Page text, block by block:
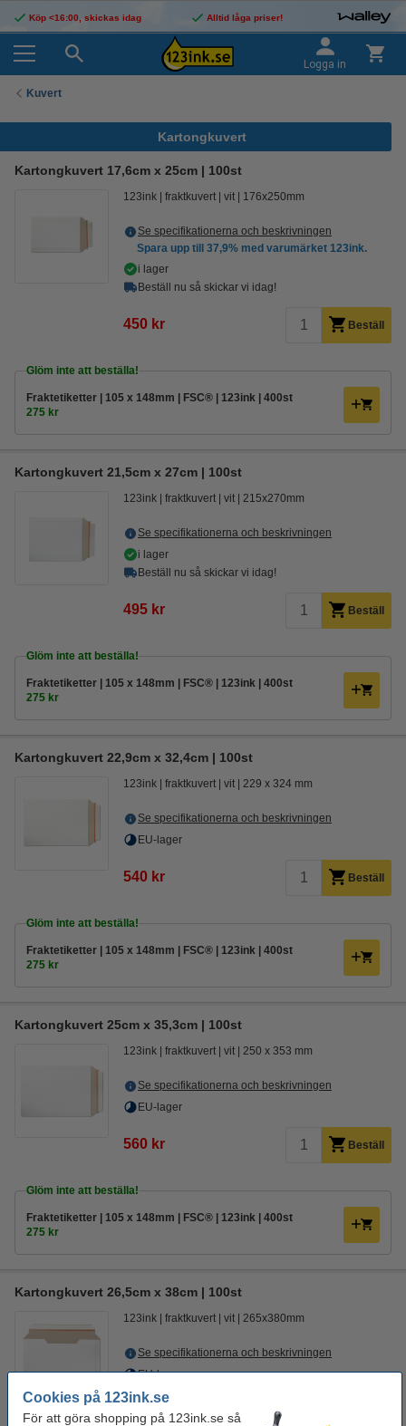
Cookies på 123ink.se
För att göra shopping på 123ink.se så
Köp <16:00, skickas idag Alltid låga priser!
Logga in
Kuvert
Kartongkuvert
Kartongkuvert 17,6cm x 25cm | 100st
123ink fraktkuvert vit 176x250mm
Se specifikationerna och beskrivningen
Spara upp till 37,9% med varumärket 123ink.
i lager
Beställ nu så skickar vi idag!
450 kr Beställ
Glöm inte att beställa!
Fraktetiketter | 105 x 148mm | FSC® | 123ink | 400st
275 kr
Kartongkuvert 21,5cm x 27cm | 100st
123ink fraktkuvert vit 215x270mm
Se specifikationerna och beskrivningen
i lager
Beställ nu så skickar vi idag!
495 kr Beställ
Glöm inte att beställa!
Fraktetiketter | 105 x 148mm | FSC® | 123ink | 400st
275 kr
Kartongkuvert 22,9cm x 32,4cm | 100st
123ink fraktkuvert vit 229 x 324 mm
Se specifikationerna och beskrivningen
EU-lager
540 kr Beställ
Glöm inte att beställa!
Fraktetiketter | 105 x 148mm | FSC® | 123ink | 400st
275 kr
Kartongkuvert 25cm x 35,3cm | 100st
123ink fraktkuvert vit 250 x 353 mm
Se specifikationerna och beskrivningen
EU-lager
560 kr Beställ
Glöm inte att beställa!
Fraktetiketter | 105 x 148mm | FSC® | 123ink | 400st
275 kr
Kartongkuvert 26,5cm x 38cm | 100st
123ink fraktkuvert vit 265x380mm
Se specifikationerna och beskrivningen
EU-lager
650 kr